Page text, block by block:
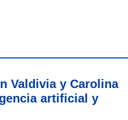
Valdivia y Carolina
artificial y